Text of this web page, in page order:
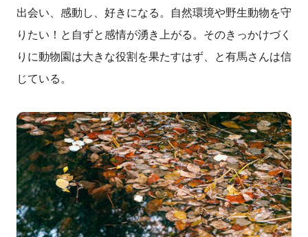
出会い、感動し、好きになる。自然環境や野生動物を守
りたい！と自ずと感情が湧き上がる。そのきっかけづく
りに動物園は大きな役割を果たすはず、と有馬さんは信
じている。